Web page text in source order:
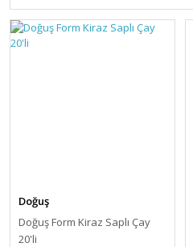
Doğuş
Doğuş Form Kiraz Saplı Çay
20'li